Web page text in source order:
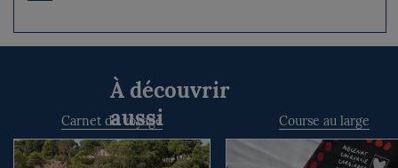
À découvrir
aussi
Carnet de voyage Course au large